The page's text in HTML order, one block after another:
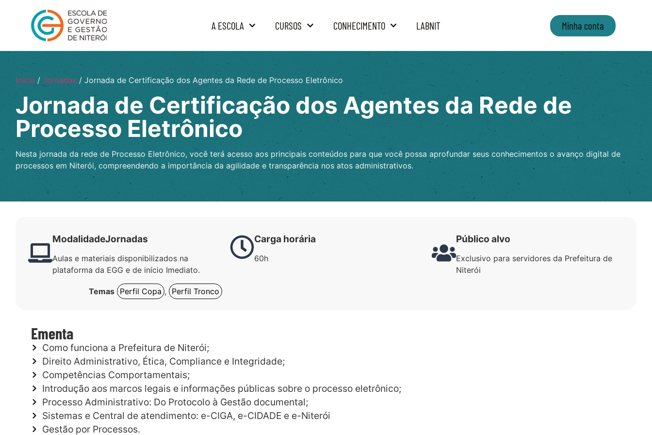
A ESCOLA CURSOS CONHECIMENTO LABNIT Minha conta
Início/Jornadas / Jornada de Certificação dos Agentes da Rede de Processo Eletrônico
Jornada de Certificação dos Agentes da Rede de
Processo Eletrônico
Nesta jornada da rede de Processo Eletrônico, você terá acesso aos principais conteúdos para que você possa aprofundar seus conhecimentos o avanço digital de
processos em Niterói, compreendendo a importância da agilidade e transparência nos atos administrativos.
ModalidadeJornadas
Aulas e materiais disponibilizados na
plataforma da EGG e de início Imediato.
Carga horária
60h
Público alvo
Exclusivo para servidores da Prefeitura de
Niterói
Temas Perfil Copa , Perfil Tronco
Ementa
Como funciona a Prefeitura de Niterói;
Direito Administrativo, Ética, Compliance e Integridade;
Competências Comportamentais;
Introdução aos marcos legais e informações públicas sobre o processo eletrônico;
Processo Administrativo: Do Protocolo à Gestão documental;
Sistemas e Central de atendimento: e-CIGA, e-CIDADE e e-Niterói
Gestão por Processos.